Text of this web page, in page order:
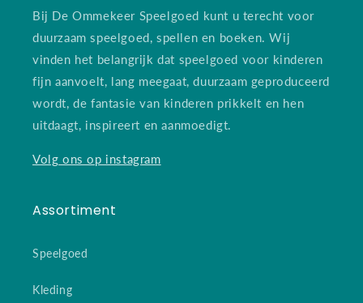
Bij De Ommekeer Speelgoed kunt u terecht voor
duurzaam speelgoed, spellen en boeken. Wij
vinden het belangrijk dat speelgoed voor kinderen
fijn aanvoelt, lang meegaat, duurzaam geproduceerd
wordt, de fantasie van kinderen prikkelt en hen
uitdaagt, inspireert en aanmoedigt.
Volg ons op instagram
Assortiment
Speelgoed
Kleding